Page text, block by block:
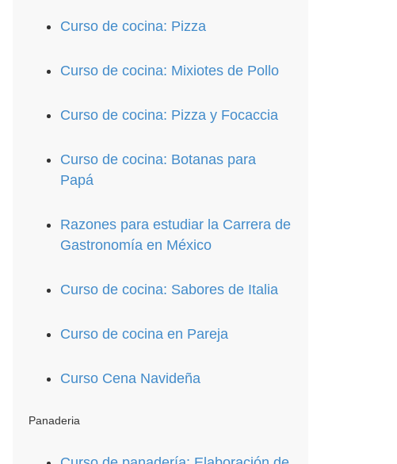
Curso de cocina: Pizza
Curso de cocina: Mixiotes de Pollo
Curso de cocina: Pizza y Focaccia
Curso de cocina: Botanas para
Papá
Razones para estudiar la Carrera de
Gastronomía en México
Curso de cocina: Sabores de Italia
Curso de cocina en Pareja
Curso Cena Navideña
Panaderia